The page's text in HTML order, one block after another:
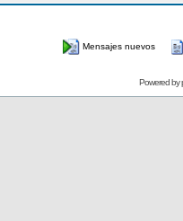
Mensajes nuevos
Powered by